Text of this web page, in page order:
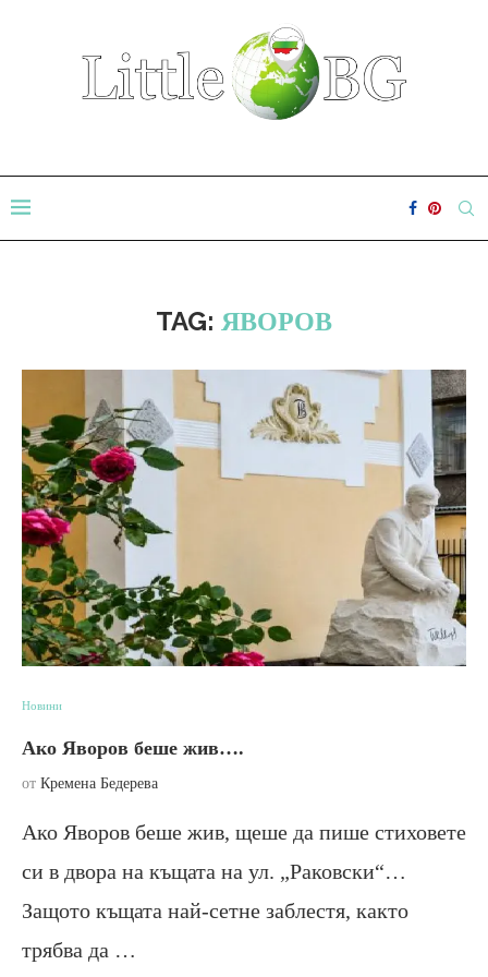
TAG: ЯВОРОВ
Новини
Ако Яворов беше жив….
от Кремена Бедерева
Ако Яворов беше жив, щеше да пише стиховете
си в двора на къщата на ул. „Раковски“…
Защото къщата най-сетне заблестя, както
трябва да …